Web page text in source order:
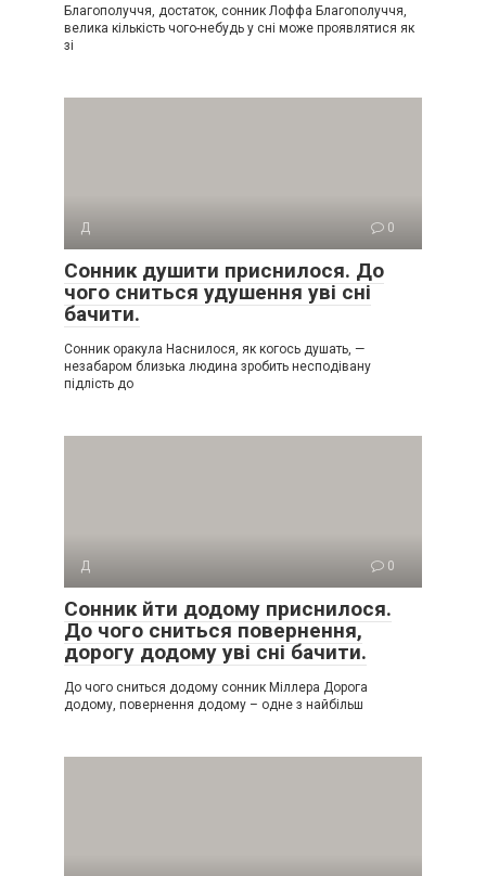
Благополуччя, достаток, сонник Лоффа Благополуччя,
велика кількість чого-небудь у сні може проявлятися як
зі
Д 0
Сонник душити приснилося. До
чого сниться удушення уві сні
бачити.
Сонник оракула Наснилося, як когось душать, —
незабаром близька людина зробить несподівану
підлість до
Д 0
Сонник йти додому приснилося.
До чого сниться повернення,
дорогу додому уві сні бачити.
До чого сниться додому сонник Міллера Дорога
додому, повернення додому – одне з найбільш